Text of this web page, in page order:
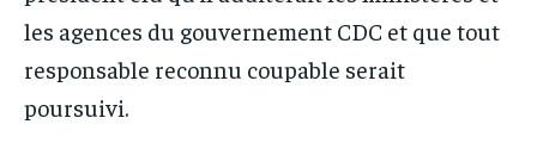
les agences du gouvernement CDC et que tout
responsable reconnu coupable serait
poursuivi.